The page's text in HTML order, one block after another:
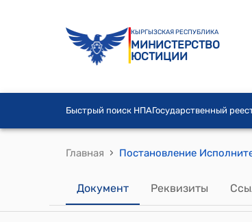
КЫРГЫЗСКАЯ РЕСПУБЛИКА
МИНИСТЕРСТВО
ЮСТИЦИИ
Быстрый поиск НПАГосударственный
Главная ›
Документ Реквизиты